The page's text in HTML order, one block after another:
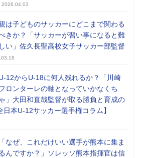
2026.04.03
は子どものサッカーにどこまで関わる
きか？「サッカーが習い事になると難
しい」佐久長聖高校女子サッカー部監督
12からU-18に何人残れるか？「川崎
ロンターレの軸となっていかなくち
ゃ」大田和直哉監督が取る勝負と育成の
日本U-12サッカー選手権コラム】
「なぜ、これだけいい選手が熊本に集ま
んですか？」ソレッソ熊本指揮官は信